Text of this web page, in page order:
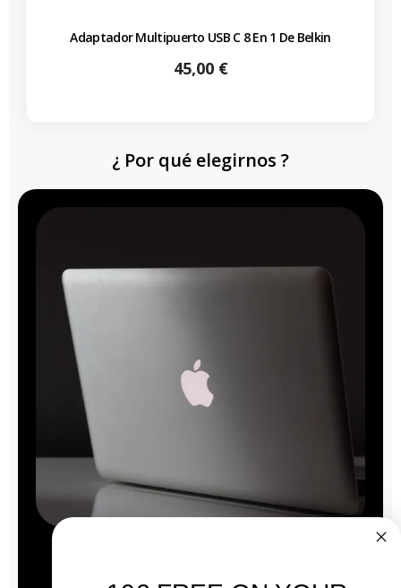
Adaptador Multipuerto USB C 8 En 1 De Belkin
Precio
45,00 €
¿ Por qué elegirnos ?